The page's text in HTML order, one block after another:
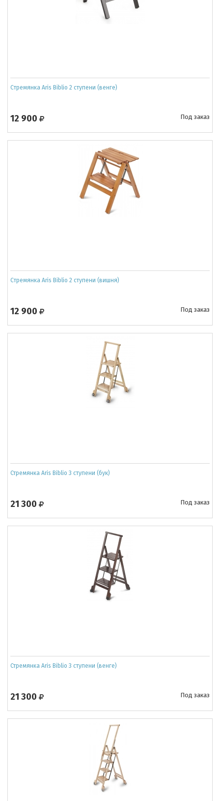
Cтремянка Aris Biblio 2 ступени (венге)
12 900 Под заказ
Cтремянка Aris Biblio 2 ступени (вишня)
12 900 Под заказ
Стремянка Aris Biblio 3 ступени (бук)
21 300 Под заказ
Стремянка Aris Biblio 3 ступени (венге)
21 300 Под заказ